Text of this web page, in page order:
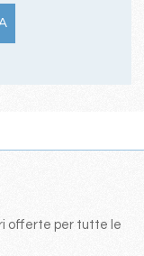
offerte per tutte le